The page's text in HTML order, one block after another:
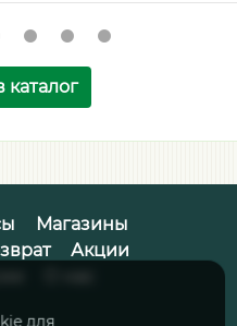
каталог
Магазины
Акции
для